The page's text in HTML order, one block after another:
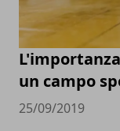
un campo
25/09/2019